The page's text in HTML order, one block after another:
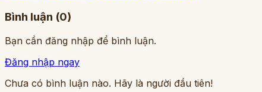
Bình luận (0)
Bạn cần đăng nhập để bình luận.
Đăng nhập ngay
Chưa có bình luận nào. Hãy là người đầu tiên!